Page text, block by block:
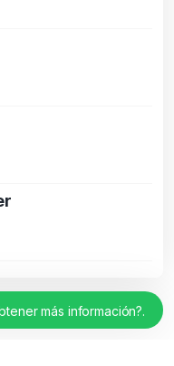
más información?.